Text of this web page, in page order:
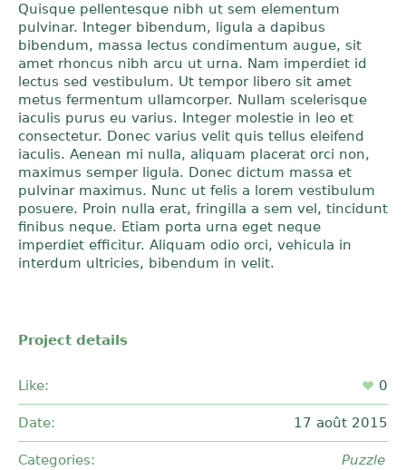
Quisque pellentesque nibh ut sem elementum
pulvinar. Integer bibendum, ligula a dapibus
bibendum, massa lectus condimentum augue, sit
amet rhoncus nibh arcu ut urna. Nam imperdiet id
lectus sed vestibulum. Ut tempor libero sit amet
metus fermentum ullamcorper. Nullam scelerisque
iaculis purus eu varius. Integer molestie in leo et
consectetur. Donec varius velit quis tellus eleifend
iaculis. Aenean mi nulla, aliquam placerat orci non,
maximus semper ligula. Donec dictum massa et
pulvinar maximus. Nunc ut felis a lorem vestibulum
posuere. Proin nulla erat, fringilla a sem vel, tincidunt
finibus neque. Etiam porta urna eget neque
imperdiet efficitur. Aliquam odio orci, vehicula in
interdum ultricies, bibendum in velit.
Project details
Like: 0
Date: 17 août 2015
Categories: Puzzle